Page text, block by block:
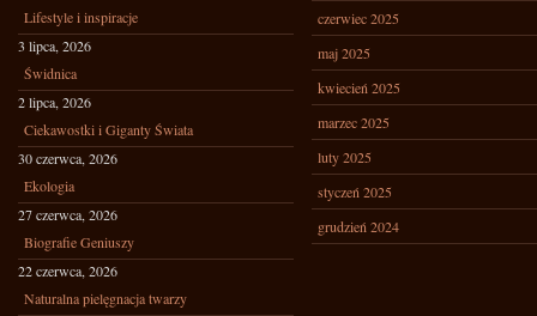
Lifestyle i inspiracje
3 lipca, 2026
Świdnica
2 lipca, 2026
Ciekawostki i Giganty Świata
30 czerwca, 2026
Ekologia
27 czerwca, 2026
Biografie Geniuszy
22 czerwca, 2026
Naturalna pielęgnacja twarzy
czerwiec 2025
maj 2025
kwiecień 2025
marzec 2025
luty 2025
styczeń 2025
grudzień 2024